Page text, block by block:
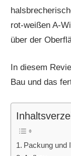
rot-weißen A-
über der
In diesem
Bau und das
Packung und